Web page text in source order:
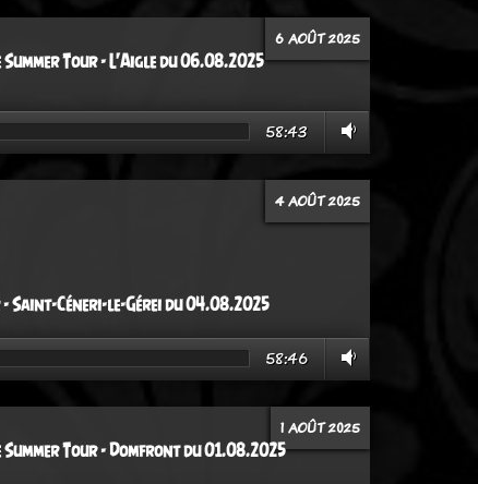
6 AOÛT 2025
Tour - L'Aigle du 06.08.2025
58:43
4 AOÛT 2025
Saint-Céneri-le-Gérei du 04.08.2025
58:46
1 AOÛT 2025
Tour - Domfront du 01.08.2025